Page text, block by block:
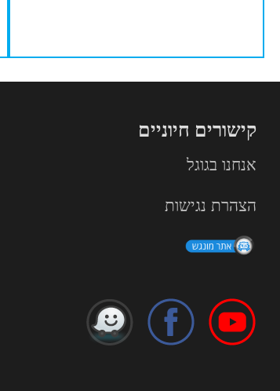
קישורים חיוניים
אנחנו בגוגל
הצהרת נגישות